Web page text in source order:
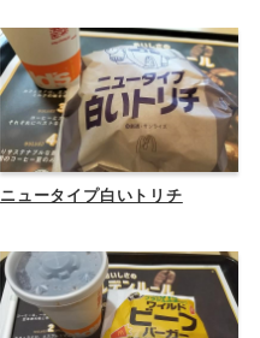
ニュータイプ白いトリチ